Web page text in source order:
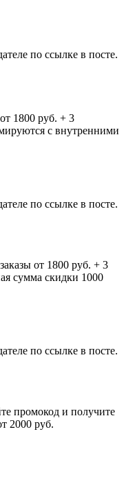
по ссылке в посте.
1800 руб. + 3
с внутренними
по ссылке в посте.
от 1800 руб. + 3
сумма скидки 1000
по ссылке в посте.
промокод и получите
2000 руб.